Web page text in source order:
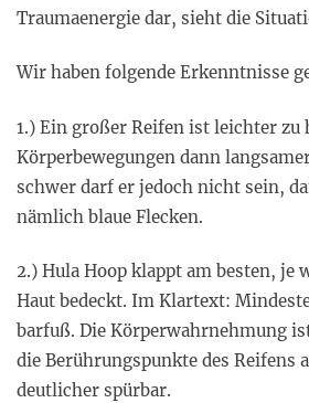
Traumaenergie dar, sieht die
Wir haben folgende Erkenntnisse
1.) Ein großer Reifen ist leichter zu
Körperbewegungen dann
schwer darf er jedoch nicht sein,
nämlich blaue Flecken.
2.) Hula Hoop klappt am besten, je
Haut bedeckt. Im Klartext:
barfuß. Die Körperwahrnehmung
die Berührungspunkte des Reifens
deutlicher spürbar.